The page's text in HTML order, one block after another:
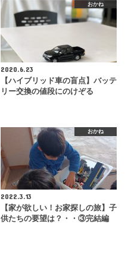
おかね
2020.6.23
【ハイブリッド車の盲点】バッテ
リー交換の値段にのけぞる
おかね
2022.3.13
【家が欲しい！お家探しの旅】子
供たちの要望は？・・③完結編